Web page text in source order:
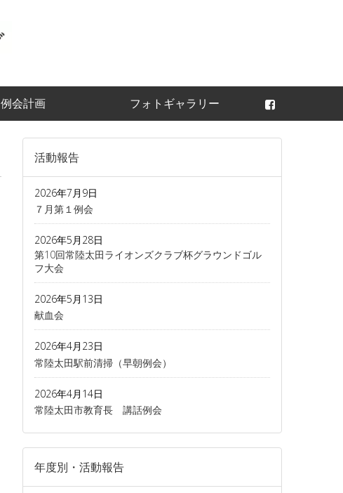
例会計画 フォトギャラリー
活動報告
2026年7月9日
７月第１例会
2026年5月28日
第10回常陸太田ライオンズクラブ杯グラウンドゴル
フ大会
2026年5月13日
献血会
2026年4月23日
常陸太田駅前清掃（早朝例会）
2026年4月14日
常陸太田市教育長 講話例会
年度別・活動報告